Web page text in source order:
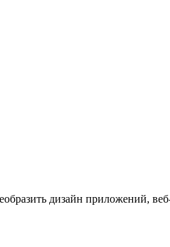
дизайн приложений,